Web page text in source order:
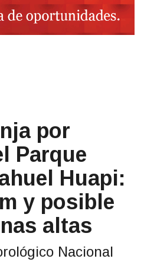
por
Parque
Huapi:
y posible
altas
Nacional